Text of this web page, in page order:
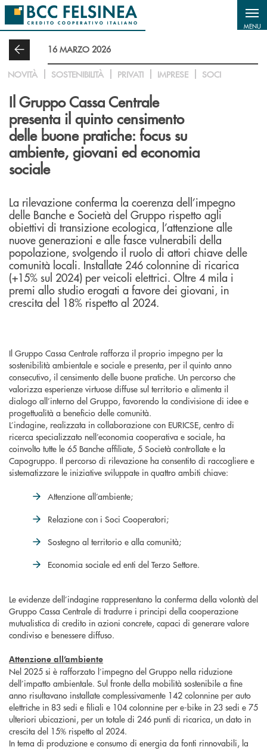
Salta al contenuto principale
MENU
16 MARZO 2026
NOVITÀ SOSTENIBILITÀ PRIVATI IMPRESE SOCI
Il Gruppo Cassa Centrale
presenta il quinto censimento
delle buone pratiche: focus su
ambiente, giovani ed economia
sociale
La rilevazione conferma la coerenza dell’impegno
delle Banche e Società del Gruppo rispetto agli
obiettivi di transizione ecologica, l’attenzione alle
nuove generazioni e alle fasce vulnerabili della
popolazione, svolgendo il ruolo di attori chiave delle
comunità locali. Installate 246 colonnine di ricarica
(+15% sul 2024) per veicoli elettrici. Oltre 4 mila i
premi allo studio erogati a favore dei giovani, in
crescita del 18% rispetto al 2024.
Il Gruppo Cassa Centrale rafforza il proprio impegno per la
sostenibilità ambientale e sociale e presenta, per il quinto anno
consecutivo, il censimento delle buone pratiche. Un percorso che
valorizza esperienze virtuose diffuse sul territorio e alimenta il
dialogo all’interno del Gruppo, favorendo la condivisione di idee e
progettualità a beneficio delle comunità.
L’indagine, realizzata in collaborazione con EURICSE, centro di
ricerca specializzato nell’economia cooperativa e sociale, ha
coinvolto tutte le 65 Banche affiliate, 5 Società controllate e la
Capogruppo. Il percorso di rilevazione ha consentito di raccogliere e
sistematizzare le iniziative sviluppate in quattro ambiti chiave:
Attenzione all’ambiente;
Relazione con i Soci Cooperatori;
Sostegno al territorio e alla comunità;
Economia sociale ed enti del Terzo Settore.
Le evidenze dell’indagine rappresentano la conferma della volontà del
Gruppo Cassa Centrale di tradurre i principi della cooperazione
mutualistica di credito in azioni concrete, capaci di generare valore
condiviso e benessere diffuso.
Attenzione all’ambiente
Nel 2025 si è rafforzato l’impegno del Gruppo nella riduzione
dell’impatto ambientale. Sul fronte della mobilità sostenibile a fine
anno risultavano installate complessivamente 142 colonnine per auto
elettriche in 83 sedi e filiali e 104 colonnine per e-bike in 23 sedi e 75
ulteriori ubicazioni, per un totale di 246 punti di ricarica, un dato in
crescita del 15% rispetto al 2024.
In tema di produzione e consumo di energia da fonti rinnovabili, la